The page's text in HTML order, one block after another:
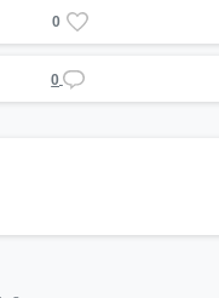
0
0